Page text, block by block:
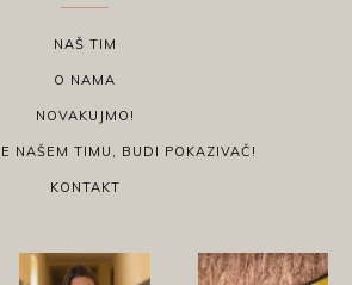
NAŠ TIM
O NAMA
NOVAKUJMO!
NAŠEM TIMU, BUDI POKAZIVAČ!
KONTAKT